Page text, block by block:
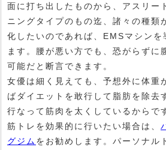
面に打ち出したものから、アスリー
ニングタイプのもの迄、諸々の種類
化したいのであれば、EMSマシンを
ます。腰が悪い方でも、恐がらずに
可能だと断言できます。
女優は細く見えても、予想外に体重
ばダイエットを敢行して脂肪を除去
行なって筋肉を太くしているからで
筋トレを効果的に行いたい場合は、
グジム をお勧めします。パーソナル